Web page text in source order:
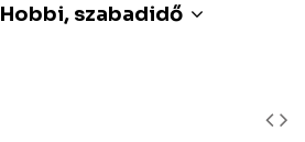
Hobbi, szabadidő